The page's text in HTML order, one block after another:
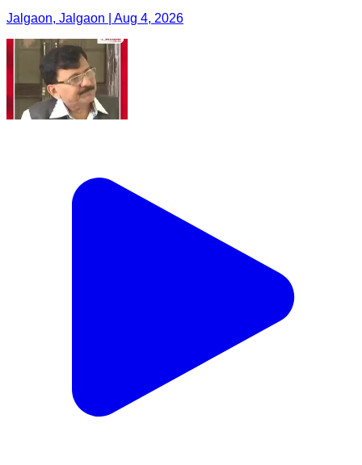
फडणवीस कॅबिनेट म्हणून गुंडांची टोळी चालवत आहे